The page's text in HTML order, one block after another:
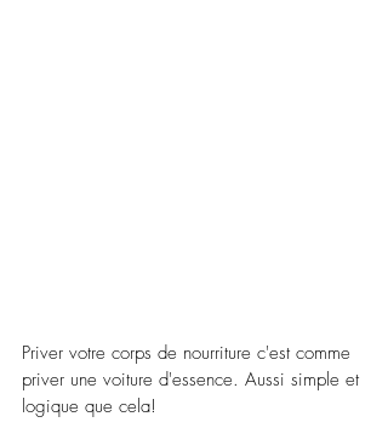
Priver votre corps de nourriture c'est comme
priver une voiture d'essence. Aussi simple et
logique que cela!